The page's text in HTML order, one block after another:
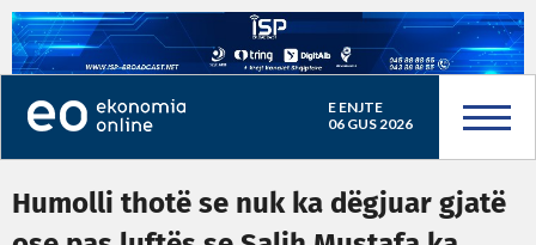
E ENJTE
06 GUS 2026
Humolli thotë se nuk ka dëgjuar gjatë